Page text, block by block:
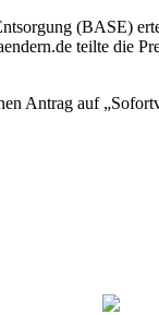
(BASE)
teilte die
Antrag auf